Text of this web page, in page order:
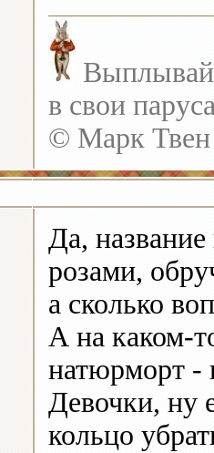
в свои
© Марк Твен
Да,
розами,
а сколько
А на каком-
натюрморт -
Девочки, ну
кольцо